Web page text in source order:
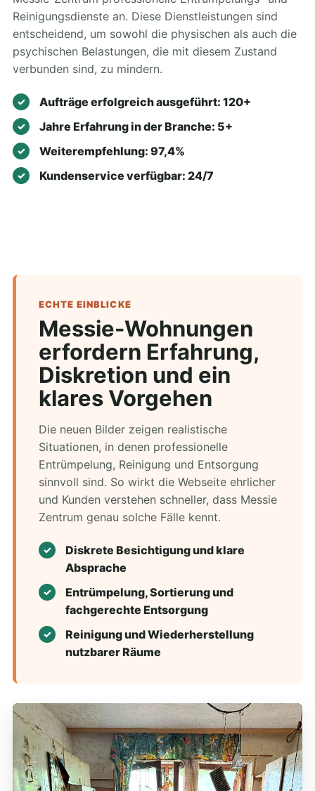
Reinigungsdienste an. Diese Dienstleistungen sind
entscheidend, um sowohl die physischen als auch die
psychischen Belastungen, die mit diesem Zustand
verbunden sind, zu mindern.
Aufträge erfolgreich ausgeführt: 120+
Jahre Erfahrung in der Branche: 5+
Weiterempfehlung: 97,4%
Kundenservice verfügbar: 24/7
ECHTE EINBLICKE
Messie-Wohnungen
erfordern Erfahrung,
Diskretion und ein
klares Vorgehen
Die neuen Bilder zeigen realistische
Situationen, in denen professionelle
Entrümpelung, Reinigung und Entsorgung
sinnvoll sind. So wirkt die Webseite ehrlicher
und Kunden verstehen schneller, dass Messie
Zentrum genau solche Fälle kennt.
Diskrete Besichtigung und klare
Absprache
Entrümpelung, Sortierung und
fachgerechte Entsorgung
Reinigung und Wiederherstellung
nutzbarer Räume